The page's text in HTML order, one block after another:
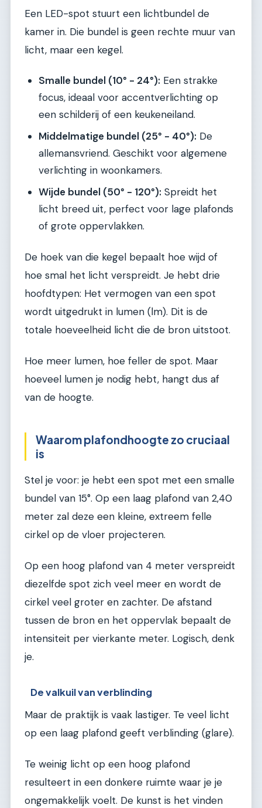
Een LED-spot stuurt een lichtbundel de
kamer in. Die bundel is geen rechte muur van
licht, maar een kegel.
Smalle bundel (10° - 24°): Een strakke
focus, ideaal voor accentverlichting op
een schilderij of een keukeneiland.
Middelmatige bundel (25° - 40°): De
allemansvriend. Geschikt voor algemene
verlichting in woonkamers.
Wijde bundel (50° - 120°): Spreidt het
licht breed uit, perfect voor lage plafonds
of grote oppervlakken.
De hoek van die kegel bepaalt hoe wijd of
hoe smal het licht verspreidt. Je hebt drie
hoofdtypen: Het vermogen van een spot
wordt uitgedrukt in lumen (lm). Dit is de
totale hoeveelheid licht die de bron uitstoot.
Hoe meer lumen, hoe feller de spot. Maar
hoeveel lumen je nodig hebt, hangt dus af
van de hoogte.
Waarom plafondhoogte zo cruciaal
is
Stel je voor: je hebt een spot met een smalle
bundel van 15°. Op een laag plafond van 2,40
meter zal deze een kleine, extreem felle
cirkel op de vloer projecteren.
Op een hoog plafond van 4 meter verspreidt
diezelfde spot zich veel meer en wordt de
cirkel veel groter en zachter. De afstand
tussen de bron en het oppervlak bepaalt de
intensiteit per vierkante meter. Logisch, denk
je.
De valkuil van verblinding
Maar de praktijk is vaak lastiger. Te veel licht
op een laag plafond geeft verblinding (glare).
Te weinig licht op een hoog plafond
resulteert in een donkere ruimte waar je je
ongemakkelijk voelt. De kunst is het vinden